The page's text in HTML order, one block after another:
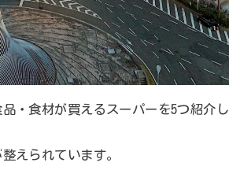
・食材が買えるスーパーを5つ紹介し
えられています。